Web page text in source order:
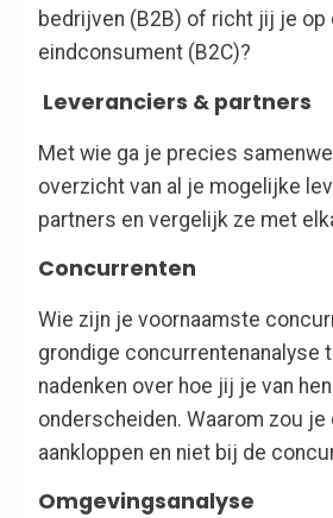
bedrijven (B2B) of richt jij je op
eindconsument (B2C)?
Leveranciers & partners
Met wie ga je precies
overzicht van al je mogelijke
partners en vergelijk ze met
Concurrenten
Wie zijn je voornaamste
grondige concurrentenanalyse
nadenken over hoe jij je van
onderscheiden. Waarom zou
aankloppen en niet bij de
Omgevingsanalyse